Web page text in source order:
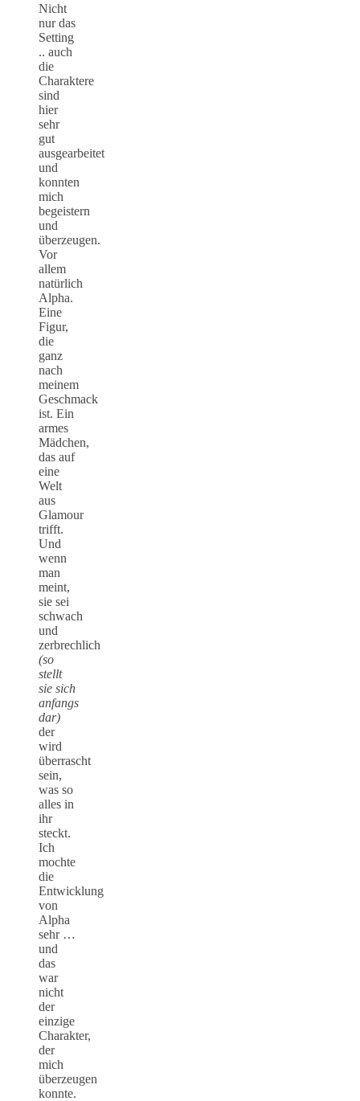
Nicht
nur das
Setting
.. auch
die
Charaktere
sind
hier
sehr
gut
ausgearbeitet
und
konnten
mich
begeistern
und
überzeugen.
Vor
allem
natürlich
Alpha.
Eine
Figur,
die
ganz
nach
meinem
Geschmack
ist. Ein
armes
Mädchen,
das auf
eine
Welt
aus
Glamour
trifft.
Und
wenn
man
meint,
sie sei
schwach
und
zerbrechlich
(so
stellt
sie sich
anfangs
dar)
der
wird
überrascht
sein,
was so
alles in
ihr
steckt.
Ich
mochte
die
Entwicklung
von
Alpha
sehr …
und
das
war
nicht
der
einzige
Charakter,
der
mich
überzeugen
konnte.